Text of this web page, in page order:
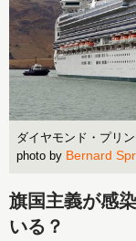
ダイヤモンド・プリ
photo by Bernard
旗国主義が感
いる？